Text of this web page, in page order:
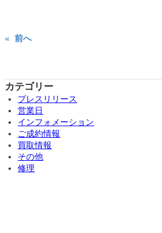
« 前へ
カテゴリー
プレスリリース
営業日
インフォメーション
ご成約情報
買取情報
その他
修理